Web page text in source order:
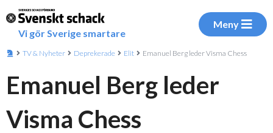
Vi gör Sverige smartare
Meny
TV & Nyheter Deprekerade Elit Emanuel Berg leder Visma Chess
Emanuel Berg leder
Visma Chess